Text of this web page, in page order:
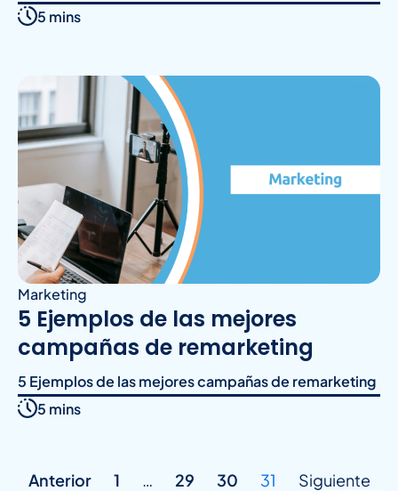
5 mins
Marketing
5 Ejemplos de las mejores
campañas de remarketing
5 Ejemplos de las mejores campañas de remarketing
5 mins
Anterior 1 29 30 31 Siguiente